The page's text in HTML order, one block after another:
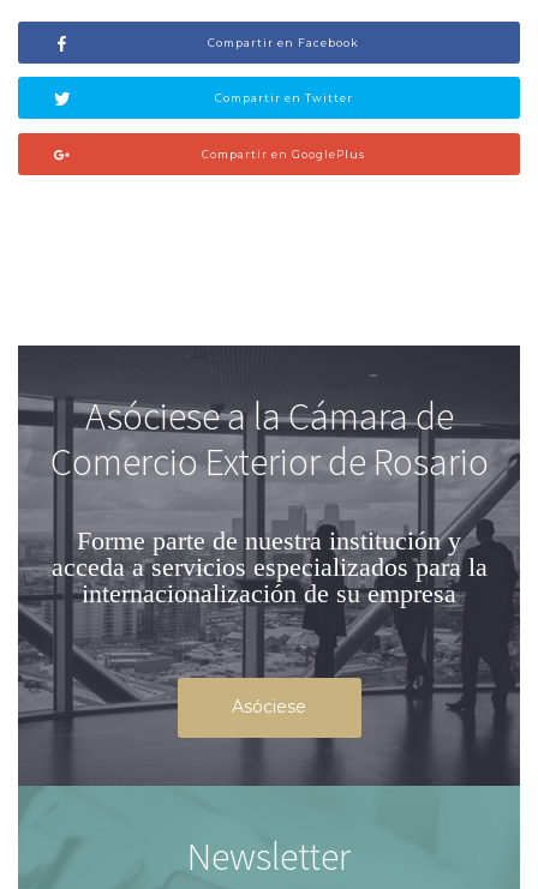
Compartir en Facebook
Compartir en Twitter
Compartir en GooglePlus
Asóciese a la Cámara de
Comercio Exterior de Rosario
Forme parte de nuestra institucióny
acceda a servicios especializados para la
internacionalización de su empresa
Asóciese
Newsletter